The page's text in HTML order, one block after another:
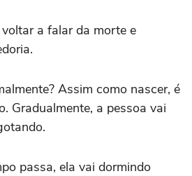
a falar da morte e
Assim como nascer, é
Gradualmente, a pessoa vai
passa, ela vai dormindo